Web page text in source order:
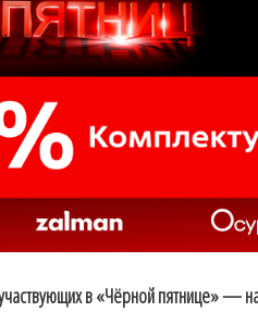
в «Чёрной пятнице» —